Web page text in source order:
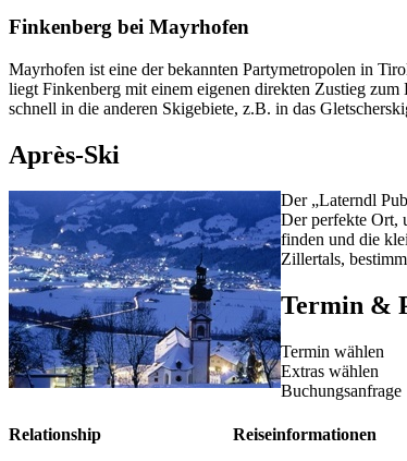
Finkenberg bei Mayrhofen
Mayrhofen ist eine der bekannten Partymetropolen in
liegt Finkenberg mit einem eigenen direkten Zustieg
schnell in die anderen Skigebiete, z.B. in das
Après-Ski
Der „Laterndl
Der perfekte Ort,
finden und die
Zillertals,
Termin &
Termin wählen
Extras wählen
Buchungsanfrage
Relationship Reiseinformationen